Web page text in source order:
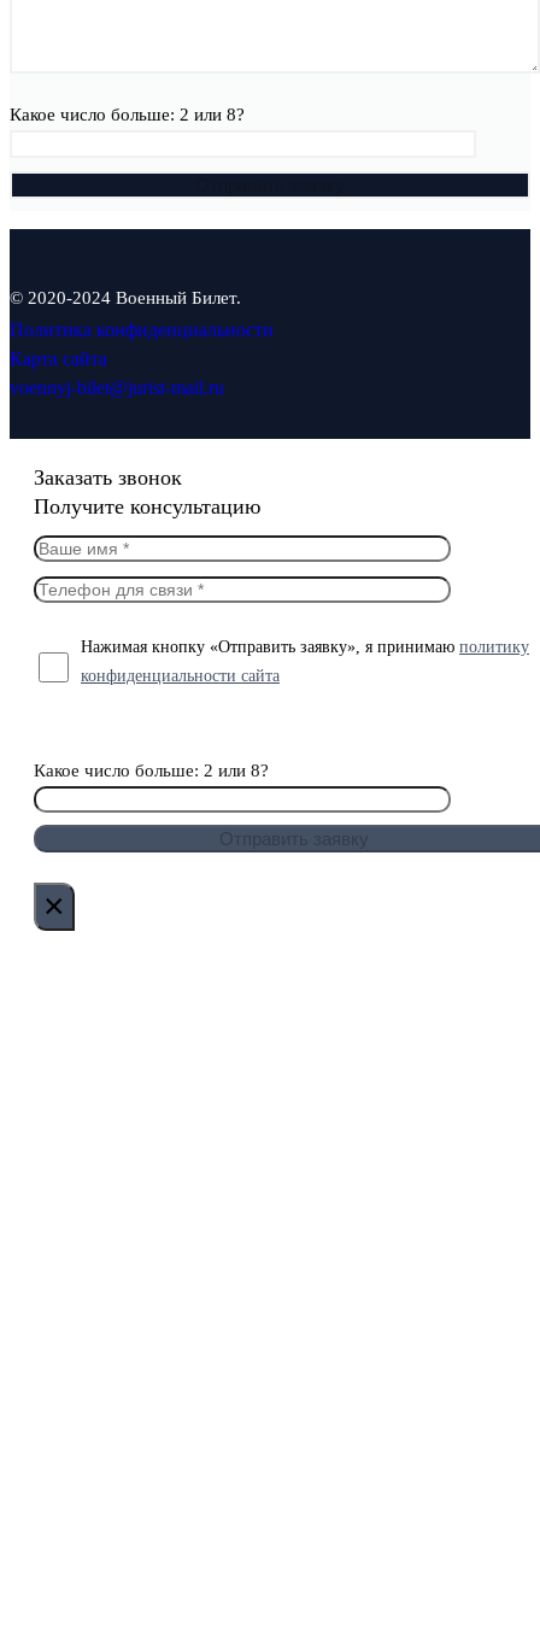
Какое число больше: 2 или 8?
© 2020-2024 Военный Билет.
Политика конфиденциальности
Карта сайта
voennyj-bilet@jurist-mail.ru
Заказать звонок
Получите консультацию
Нажимая кнопку «Отправить заявку», я принимаю политику
конфиденциальности сайта
Какое число больше: 2 или 8?
×